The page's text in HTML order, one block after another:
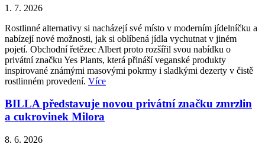
1. 7. 2026
Rostlinné alternativy si nacházejí své místo v moderním jídelníčku a
nabízejí nové možnosti, jak si oblíbená jídla vychutnat v jiném
pojetí. Obchodní řetězec Albert proto rozšířil svou nabídku o
privátní značku Yes Plants, která přináší veganské produkty
inspirované známými masovými pokrmy i sladkými dezerty v čistě
rostlinném provedení. Více
BILLA představuje novou privátní značku zmrzlin
a cukrovinek Milora
8. 6. 2026